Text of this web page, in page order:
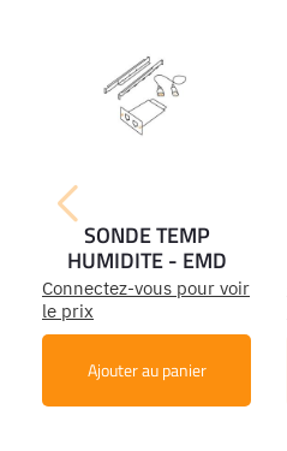
SONDE TEMP
HUMIDITE - EMD
Connectez-vous pour voir
le prix
Ajouter
panier
Ajouter au panier